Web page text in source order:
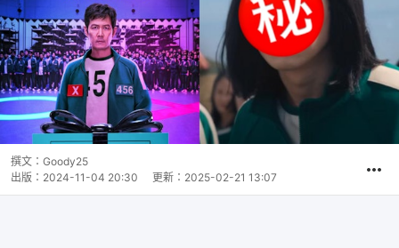
撰文： Goody25
出版： 2024-11-04 20:30 更新： 2025-02-21 13:07